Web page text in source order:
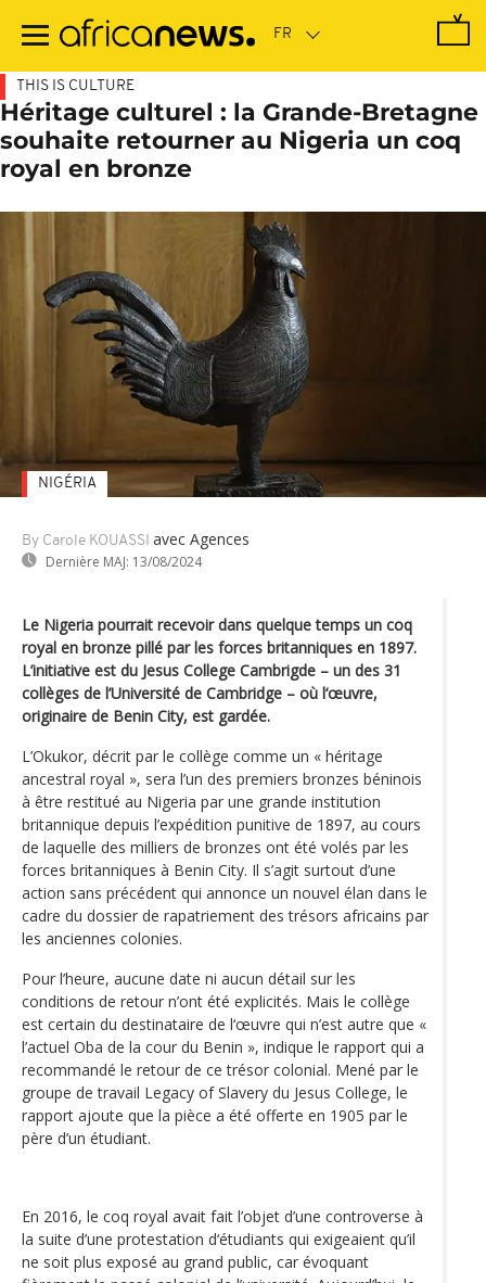
contenu
THIS IS CULTURE
Héritage culturel : la Grande-Bretagne
souhaite retourner au Nigeria un coq
royal en bronze
By Carole KOUASSI avec Agences
Dernière MAJ: 13/08/2024
NIGÉRIA
Le Nigeria pourrait recevoir dans quelque temps un coq
royal en bronze pillé par les forces britanniques en 1897.
L’initiative est du Jesus College Cambrigde – un des 31
collèges de l’Université de Cambridge – où l‘œuvre,
originaire de Benin City, est gardée.
L’Okukor, décrit par le collège comme un « héritage
ancestral royal », sera l’un des premiers bronzes béninois
à être restitué au Nigeria par une grande institution
britannique depuis l’expédition punitive de 1897, au cours
de laquelle des milliers de bronzes ont été volés par les
forces britanniques à Benin City. Il s’agit surtout d’une
action sans précédent qui annonce un nouvel élan dans le
cadre du dossier de rapatriement des trésors africains par
les anciennes colonies.
Pour l’heure, aucune date ni aucun détail sur les
conditions de retour n’ont été explicités. Mais le collège
est certain du destinataire de l‘œuvre qui n’est autre que «
l’actuel Oba de la cour du Benin », indique le rapport qui a
recommandé le retour de ce trésor colonial. Mené par le
groupe de travail Legacy of Slavery du Jesus College, le
rapport ajoute que la pièce a été offerte en 1905 par le
père d’un étudiant.
En 2016, le coq royal avait fait l’objet d’une controverse à
la suite d’une protestation d‘étudiants qui exigeaient qu’il
ne soit plus exposé au grand public, car évoquant